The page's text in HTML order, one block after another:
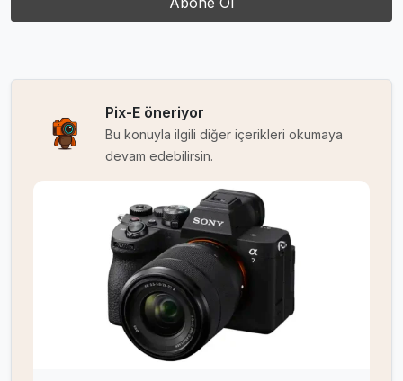
Pix-E öneriyor
Bu konuyla ilgili diğer içerikleri okumaya
devam edebilirsin.